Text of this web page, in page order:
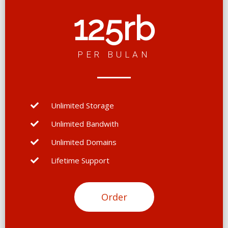
125rb
PER BULAN
Unlimited Storage
Unlimited Bandwith
Unlimited Domains
Lifetime Support
Order